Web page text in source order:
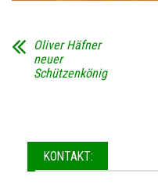
Oliver Häfner
neuer
Schützenkönig
KONTAKT: